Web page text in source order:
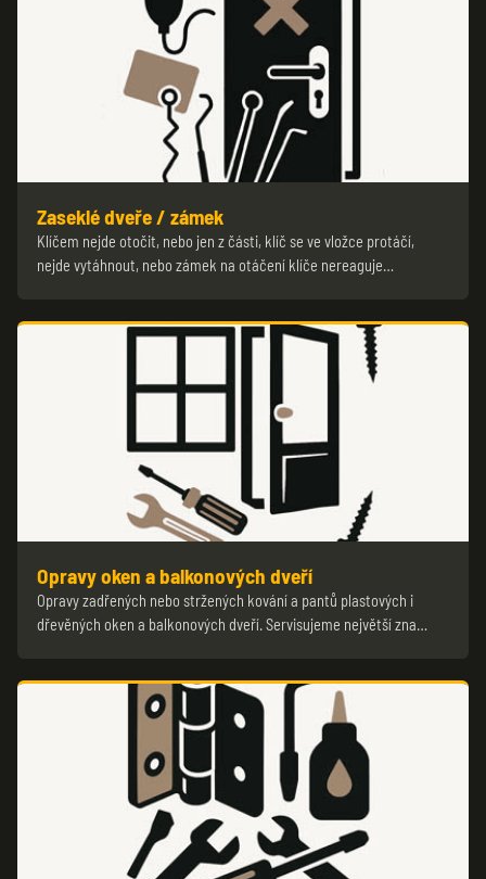
Zaseklé dveře / zámek
Klíčem nejde otočit, nebo jen z části, klíč se ve vložce protáčí,
nejde vytáhnout, nebo zámek na otáčení klíče nereaguje…
Opravy oken a balkonových dveří
Opravy zadřených nebo stržených kování a pantů plastových i
dřevěných oken a balkonových dveří. Servisujeme největší zna…